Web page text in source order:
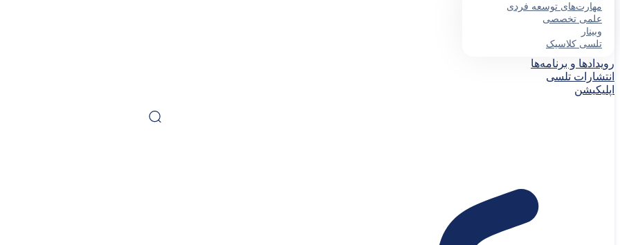
مهارت‌های توسعه فردی
علمی تخصصی
وبینار
تلسی کلاسیک
رویدادها و برنامه‌ها
انتشارات تلسی
اپلیکیشن